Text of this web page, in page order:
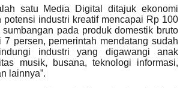
satu Media Digital ditajuk ekonomi
potensi industri kreatif mencapai Rp 100
pada produk domestik bruto
7 persen, pemerintah mendatang sudah
industri yang digawangi anak
musik, busana, teknologi informasi,
lainnya”.